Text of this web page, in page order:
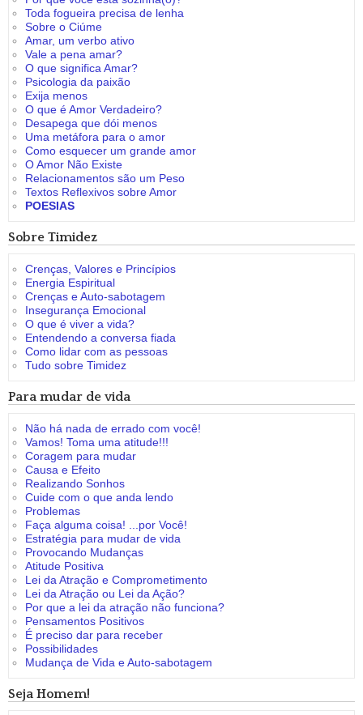
Toda fogueira precisa de lenha
Sobre o Ciúme
Amar, um verbo ativo
Vale a pena amar?
O que significa Amar?
Psicologia da paixão
Exija menos
O que é Amor Verdadeiro?
Desapega que dói menos
Uma metáfora para o amor
Como esquecer um grande amor
O Amor Não Existe
Relacionamentos são um Peso
Textos Reflexivos sobre Amor
POESIAS
Sobre Timidez
Crenças, Valores e Princípios
Energia Espiritual
Crenças e Auto-sabotagem
Insegurança Emocional
O que é viver a vida?
Entendendo a conversa fiada
Como lidar com as pessoas
Tudo sobre Timidez
Para mudar de vida
Não há nada de errado com você!
Vamos! Toma uma atitude!!!
Coragem para mudar
Causa e Efeito
Realizando Sonhos
Cuide com o que anda lendo
Problemas
Faça alguma coisa! ...por Você!
Estratégia para mudar de vida
Provocando Mudanças
Atitude Positiva
Lei da Atração e Comprometimento
Lei da Atração ou Lei da Ação?
Por que a lei da atração não funciona?
Pensamentos Positivos
É preciso dar para receber
Possibilidades
Mudança de Vida e Auto-sabotagem
Seja Homem!